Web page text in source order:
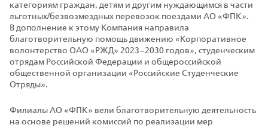
категориям граждан, детям и другим нуждающимся в части
льготных/безвозмездных перевозок поездами АО «ФПК».
В дополнение к этому Компания направила
благотворительную помощь движению «Корпоративное
волонтерство ОАО «РЖД» 2023–2030 годов», студенческим
отрядам Российской Федерации и общероссийской
общественной организации «Российские Студенческие
Отряды».
Филиалы АО «ФПК» вели благотворительную деятельность
на основе решений комиссий по реализации мер